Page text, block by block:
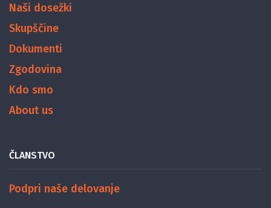
Naši dosežki
Skupščine
Dokumenti
Zgodovina
Kdo smo
About us
ČLANSTVO
Podpri naše delovanje